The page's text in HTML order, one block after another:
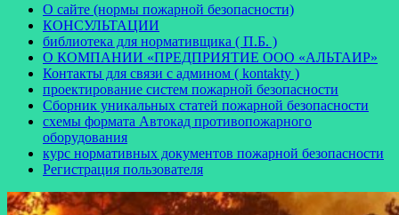
О сайте (нормы пожарной безопасности)
КОНСУЛЬТАЦИИ
библиотека для нормативщика ( П.Б. )
О КОМПАНИИ «ПРЕДПРИЯТИЕ ООО «АЛЬТАИР»
Контакты для связи с админом ( kontakty )
проектирование систем пожарной безопасности
Сборник уникальных статей пожарной безопасности
схемы формата Автокад противопожарного
оборудования
курс нормативных документов пожарной безопасности
Регистрация пользователя